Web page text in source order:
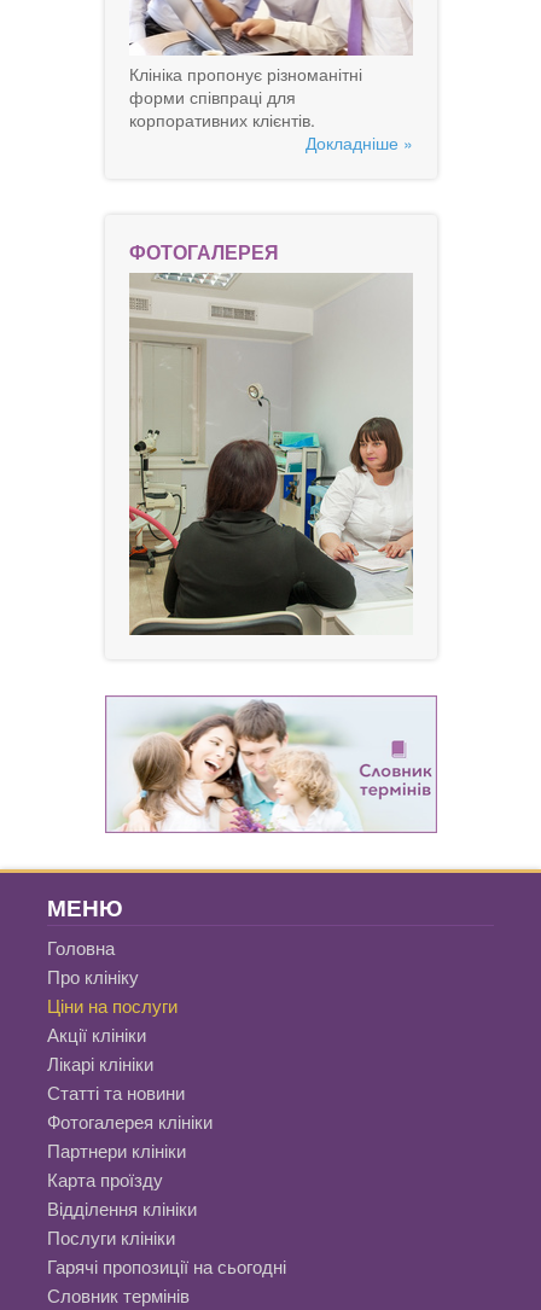
Клініка пропонує різноманітні
форми співпраці для
корпоративних клієнтів.
Докладніше »
ФОТОГАЛЕРЕЯ
МЕНЮ
Головна
Про клініку
Ціни на послуги
Акції клініки
Лікарі клініки
Статті та новини
Фотогалерея клініки
Партнери клініки
Карта проїзду
Відділення клініки
Послуги клініки
Гарячі пропозиції на сьогодні
Словник термінів